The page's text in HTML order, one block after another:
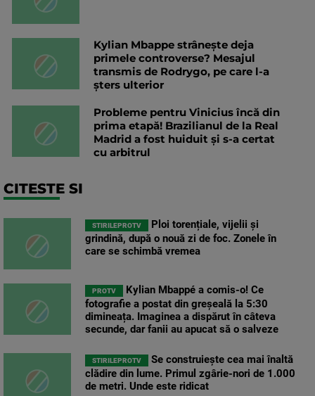
Kylian Mbappe strânește deja
primele controverse? Mesajul
transmis de Rodrygo, pe care l-a
șters ulterior
Probleme pentru Vinicius încă din
prima etapă! Brazilianul de la Real
Madrid a fost huiduit și s-a certat
cu arbitrul
CITESTE SI
STIRILEPROTV
Ploi torențiale, vijelii și
grindină, după o nouă zi de foc. Zonele în
care se schimbă vremea
PROTV
Kylian Mbappé a comis-o! Ce
fotografie a postat din greșeală la 5:30
dimineața. Imaginea a dispărut în câteva
secunde, dar fanii au apucat să o salveze
STIRILEPROTV
Se construiește cea mai înaltă
clădire din lume. Primul zgârie-nori de 1.000
de metri. Unde este ridicat